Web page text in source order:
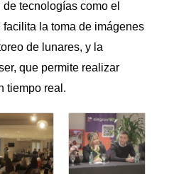
tecnologías como el
la toma de imágenes
de lunares, y la
que permite realizar
tiempo real.